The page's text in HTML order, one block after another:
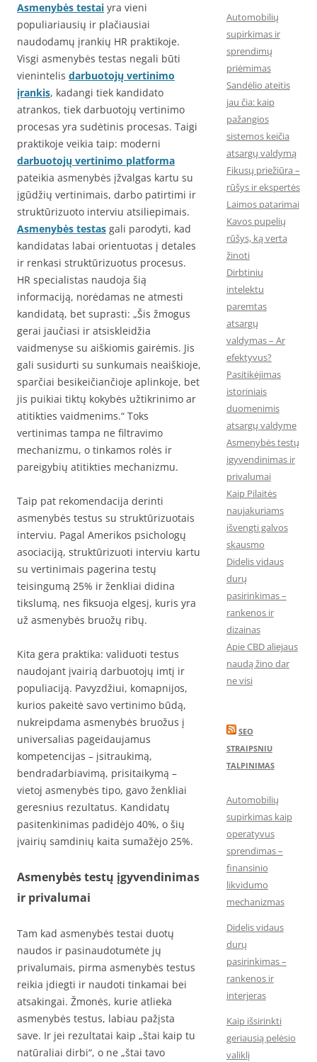
Asmenybės testai yra vieni
populiariausių ir plačiausiai
naudodamų įrankių HR praktikoje.
Visgi asmenybės testas negali būti
vienintelis darbuotojų vertinimo
įrankis, kadangi tiek kandidato
atrankos, tiek darbuotojų vertinimo
procesas yra sudėtinis procesas. Taigi
praktikoje veikia taip: moderni
darbuotojų vertinimo platforma
pateikia asmenybės įžvalgas kartu su
įgūdžių vertinimais, darbo patirtimi ir
struktūrizuoto interviu atsiliepimais.
Asmenybės testas gali parodyti, kad
kandidatas labai orientuotas į detales
ir renkasi struktūrizuotus procesus.
HR specialistas naudoja šią
informaciją, norėdamas ne atmesti
kandidatą, bet suprasti: „Šis žmogus
gerai jaučiasi ir atsiskleidžia
vaidmenyse su aiškiomis gairėmis. Jis
gali susidurti su sunkumais neaiškioje,
sparčiai besikeičiančioje aplinkoje, bet
jis puikiai tiktų kokybės užtikrinimo ar
atitikties vaidmenims.“ Toks
vertinimas tampa ne filtravimo
mechanizmu, o tinkamos rolės ir
pareigybių atitikties mechanizmu.
Taip pat rekomendacija derinti
asmenybės testus su struktūrizuotais
interviu. Pagal Amerikos psichologų
asociaciją, struktūrizuoti interviu kartu
su vertinimais pagerina testų
teisingumą 25% ir ženkliai didina
tikslumą, nes fiksuoja elgesį, kuris yra
už asmenybės bruožų ribų.​
Kita gera praktika: validuoti testus
naudojant įvairią darbuotojų imtį ir
populiaciją. Pavyzdžiui, komapnijos,
kurios pakeitė savo vertinimo būdą,
nukreipdama asmenybės bruožus į
universalias pageidaujamus
kompetencijas – įsitraukimą,
bendradarbiavimą, prisitaikymą –
vietoj asmenybės tipo, gavo ženkliai
geresnius rezultatus. Kandidatų
pasitenkinimas padidėjo 40%, o šių
įvairių samdinių kaita sumažėjo 25%.​
Asmenybės testų įgyvendinimas
ir privalumai
Tam kad asmenybės testai duotų
naudos ir pasinaudotumėte jų
privalumais, pirma asmenybės testus
reikia įdiegti ir naudoti tinkamai bei
atsakingai. Žmonės, kurie atlieka
asmenybės testus, labiau pažįsta
save. Ir jei rezultatai kaip „štai kaip tu
natūraliai dirbi“, o ne „štai tavo
Automobilių
supirkimas ir
sprendimų
priėmimas
Sandėlio ateitis
jau čia: kaip
pažangios
sistemos keičia
atsargų valdymą
Fikusų priežiūra –
rūšys ir ekspertės
Laimos patarimai
Kavos pupelių
rūšys, ką verta
žinoti
Dirbtiniu
intelektu
paremtas
atsargų
valdymas – Ar
efektyvus?
Pasitikėjimas
istoriniais
duomenimis
atsargų valdyme
Asmenybės testų
įgyvendinimas ir
privalumai
Kaip Pilaitės
naujakuriams
išvengti galvos
skausmo
Didelis vidaus
durų
pasirinkimas –
rankenos ir
dizainas
Apie CBD aliejaus
naudą žino dar
ne visi
SEO
STRAIPSNIU
TALPINIMAS
Automobilių
supirkimas kaip
operatyvus
sprendimas –
finansinio
likvidumo
mechanizmas
Didelis vidaus
durų
pasirinkimas –
rankenos ir
interjeras
Kaip išsirinkti
geriausią pelėsio
valiklį